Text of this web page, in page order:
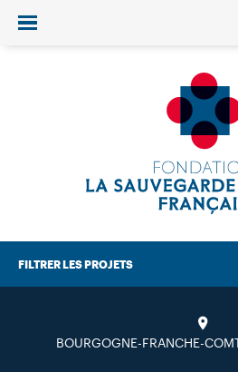
Ouvrir/fermer le menu
FILTRER LES PROJETS
BOURGOGNE-FRANCHE-